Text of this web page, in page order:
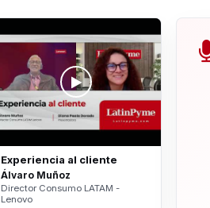
Experiencia al cliente
Álvaro Muñoz
Director Consumo LATAM -
Lenovo